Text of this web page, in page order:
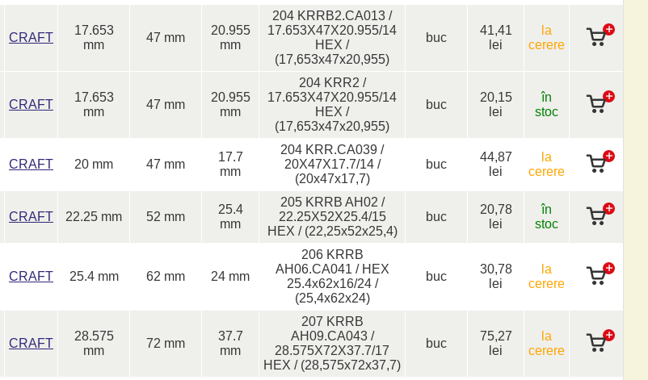
CRAFT
17.653
mm
47 mm
20.955
mm
204 KRRB2.CA013 /
17.653X47X20.955/14
HEX /
(17,653x47x20,955)
buc
41,41
lei
la
cerere
CRAFT
17.653
mm
47 mm
20.955
mm
204 KRR2 /
17.653X47X20.955/14
HEX /
(17,653x47x20,955)
buc
20,15
lei
în
stoc
CRAFT 20 mm 47 mm
17.7
mm
204 KRR.CA039 /
20X47X17.7/14 /
(20x47x17,7)
buc
44,87
lei
la
cerere
CRAFT 22.25 mm 52 mm
25.4
mm
205 KRRB AH02 /
22.25X52X25.4/15
HEX / (22,25x52x25,4)
buc
20,78
lei
în
stoc
CRAFT 25.4 mm 62 mm 24 mm
206 KRRB
AH06.CA041 / HEX
25.4x62x16/24 /
(25,4x62x24)
buc
30,78
lei
la
cerere
CRAFT
28.575
mm
72 mm
37.7
mm
207 KRRB
AH09.CA043 /
28.575X72X37.7/17
HEX / (28,575x72x37,7)
buc
75,27
lei
la
cerere